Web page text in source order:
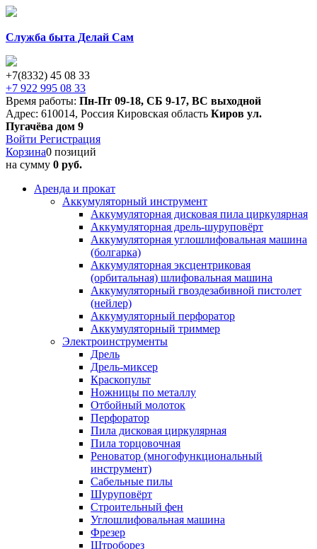
Служба быта Делай Сам
+7(8332) 45 08 33
+7 922 995 08 33
Время работы: Пн-Пт 09-18, СБ 9-17, ВС выходной
Адрес: 610014, Россия Кировская область Киров ул.
Пугачёва дом 9
Войти Регистрация
Корзина0 позиций
на сумму 0 руб.
Аренда и прокат
Аккумуляторный инструмент
Аккумуляторная дисковая пила циркулярная
Аккумуляторная дрель-шуруповёрт
Аккумуляторная углошлифовальная машина
(болгарка)
Аккумуляторная эксцентриковая
(орбитальная) шлифовальная машина
Аккумуляторный гвоздезабивной пистолет
(нейлер)
Аккумуляторный перфоратор
Аккумуляторный триммер
Электроинструменты
Дрель
Дрель-миксер
Краскопульт
Ножницы по металлу
Отбойный молоток
Перфоратор
Пила дисковая циркулярная
Пила торцовочная
Реноватор (многофункциональный
инструмент)
Сабельные пилы
Шуруповёрт
Строительный фен
Углошлифовальная машина
Фрезер
Штроборез